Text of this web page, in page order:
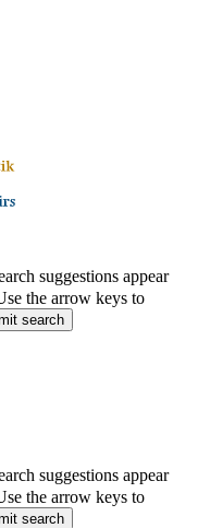
suggestions appear
the arrow keys to
search
suggestions appear
the arrow keys to
search